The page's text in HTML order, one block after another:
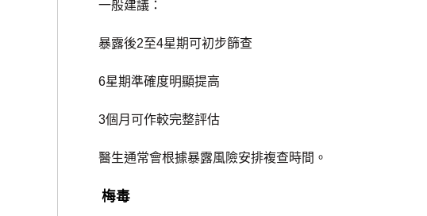
一般建議：
暴露後2至4星期可初步篩查
6星期準確度明顯提高
3個月可作較完整評估
醫生通常會根據暴露風險安排複查時間。
梅毒